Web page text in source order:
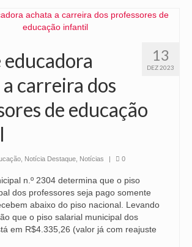
13
DEZ 2023
educadora
carreira dos
de educação
Notícia Destaque Notícias | 0
n.º 2304 determina que o piso
dos professores seja pago somente
abaixo do piso nacional. Levando
que o piso salarial municipal dos
em R$4.335,26 (valor já com reajuste